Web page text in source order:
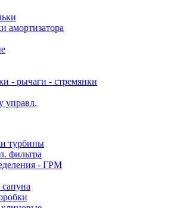
- рычаги - стремянки
управл.
турбины
фильтра
- ГРМ